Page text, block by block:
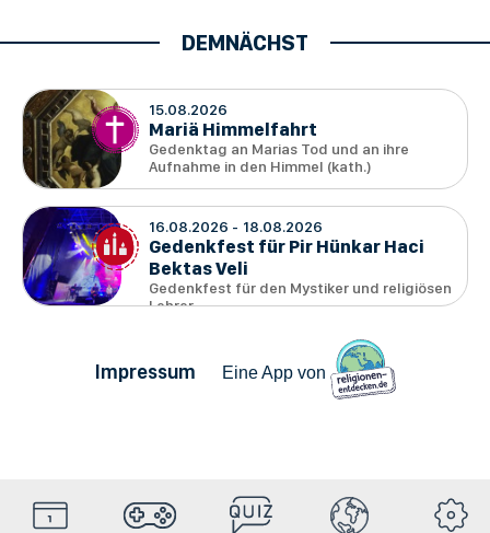
DEMNÄCHST
15.08.2026
Mariä Himmelfahrt
Gedenktag an Marias Tod und an ihre
Aufnahme in den Himmel (kath.)
16.08.2026 18.08.2026
Gedenkfest für Pir Hünkar Haci
Bektas Veli
Gedenkfest für den Mystiker und religiösen
Lehrer
Impressum Eine App von
HolyDays